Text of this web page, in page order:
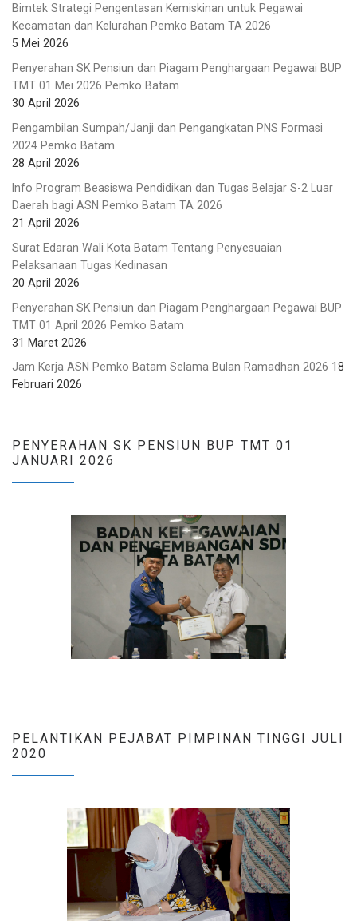
Bimtek Strategi Pengentasan Kemiskinan untuk Pegawai
Kecamatan dan Kelurahan Pemko Batam TA 2026
5 Mei 2026
Penyerahan SK Pensiun dan Piagam Penghargaan Pegawai BUP
TMT 01 Mei 2026 Pemko Batam
30 April 2026
Pengambilan Sumpah/Janji dan Pengangkatan PNS Formasi
2024 Pemko Batam
28 April 2026
Info Program Beasiswa Pendidikan dan Tugas Belajar S-2 Luar
Daerah bagi ASN Pemko Batam TA 2026
21 April 2026
Surat Edaran Wali Kota Batam Tentang Penyesuaian
Pelaksanaan Tugas Kedinasan
20 April 2026
Penyerahan SK Pensiun dan Piagam Penghargaan Pegawai BUP
TMT 01 April 2026 Pemko Batam
31 Maret 2026
Jam Kerja ASN Pemko Batam Selama Bulan Ramadhan 2026 18
Februari 2026
PENYERAHAN SK PENSIUN BUP TMT 01
JANUARI 2026
PELANTIKAN PEJABAT PIMPINAN TINGGI JULI
2020